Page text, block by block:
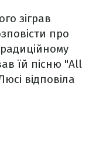
зіграв
про
їй пісню "All
відповіла